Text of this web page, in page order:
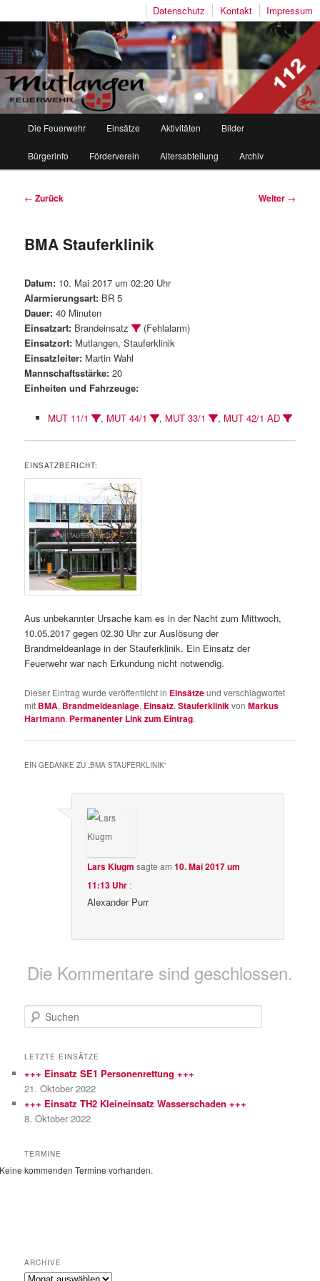
Impressum
Kontakt
Datenschutz
Freiwillige Feuerwehr Mutlangen
Zum
Inhalt
Zum
sekundären
Die Feuerwehr Einsätze Aktivitäten Bilder
Bürgerinfo Förderverein Altersabteilung Archiv
Beitragsnavigation
← Zurück Weiter →
BMA Stauferklinik
Datum: 10. Mai 2017 um 02:20 Uhr
Alarmierungsart: BR 5
Dauer: 40 Minuten
Einsatzart: Brandeinsatz
(Fehlalarm)
Einsatzort: Mutlangen, Stauferklinik
Einsatzleiter: Martin Wahl
Mannschaftsstärke: 20
Einheiten und Fahrzeuge:
MUT 11/1 , MUT 44/1 , MUT 33/1 , MUT 42/1 AD
EINSATZBERICHT:
Aus unbekannter Ursache kam es in der Nacht zum Mittwoch,
10.05.2017 gegen 02.30 Uhr zur Auslösung der
Brandmeldeanlage in der Stauferklinik. Ein Einsatz der
Feuerwehr war nach Erkundung nicht notwendig.
Dieser Eintrag wurde veröffentlicht in Einsätzeund verschlagwortet
mit BMA, Brandmeldeanlage, Einsatz,StauferklinikvonMarkus
Hartmann. Permanenter Link zum Eintrag.
EIN GEDANKE ZU „BMA STAUFERKLINIK“
Lars Klugm sagte am10. Mai 2017 um
11:13 Uhr :
Alexander Purr
Die Kommentare sind geschlossen.
u
h
n
LETZTE EINSÄTZE
+++ Einsatz SE1 Personenrettung +++
21. Oktober 2022
+++ Einsatz TH2 Kleineinsatz Wasserschaden +++
8. Oktober 2022
TERMINE
Keine kommenden Termine vorhanden.
ARCHIVE
Archive